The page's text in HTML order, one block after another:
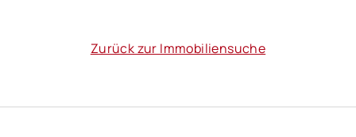
Zurück zur Immobiliensuche